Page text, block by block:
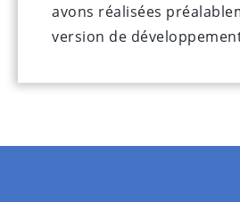
avons réalisées
version de